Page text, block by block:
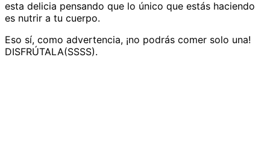
esta delicia pensando que lo único que estás haciendo
es nutrir a tu cuerpo.
Eso sí, como advertencia, ¡no podrás comer solo una!
DISFRÚTALA(SSSS).